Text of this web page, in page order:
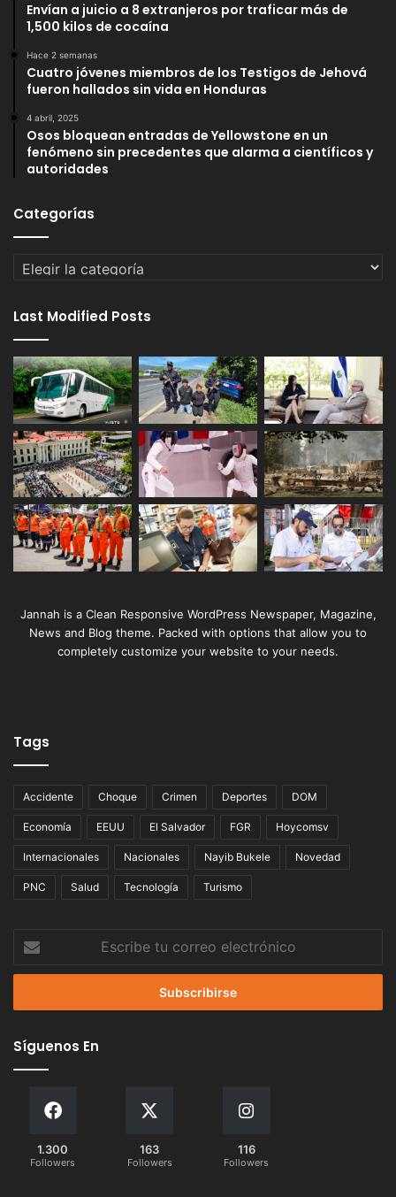
Envían a juicio a 8 extranjeros por traficar más de
1,500 kilos de cocaína
Hace 2 semanas
Cuatro jóvenes miembros de los Testigos de Jehová
fueron hallados sin vida en Honduras
4 abril, 2025
Osos bloquean entradas de Yellowstone en un
fenómeno sin precedentes que alarma a científicos y
autoridades
Categorías
Categorías
Last Modified Posts
Jannah is a Clean Responsive WordPress Newspaper, Magazine,
News and Blog theme. Packed with options that allow you to
completely customize your website to your needs.
Tags
Accidente Choque Crimen Deportes DOM
Economía EEUU El Salvador FGR Hoycomsv
Internacionales Nacionales Nayib Bukele Novedad
PNC Salud Tecnología Turismo
tu
correo
Síguenos En
1.300
Followers
163
Followers
116
Followers